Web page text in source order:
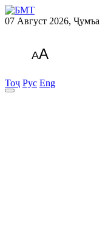
07 Август 2026, Ҷумъа
AA
Тоҷ Рус Eng